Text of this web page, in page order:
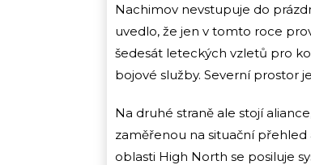
Nachimov nevstupuje do
uvedlo, že jen v tomto roce
šedesát leteckých vzletů pro
bojové služby. Severní prostor
Na druhé straně ale stojí
zaměřenou na situační přehled
oblasti High North se posiluje